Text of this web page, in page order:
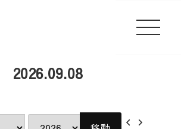
2026.09.08
前
次